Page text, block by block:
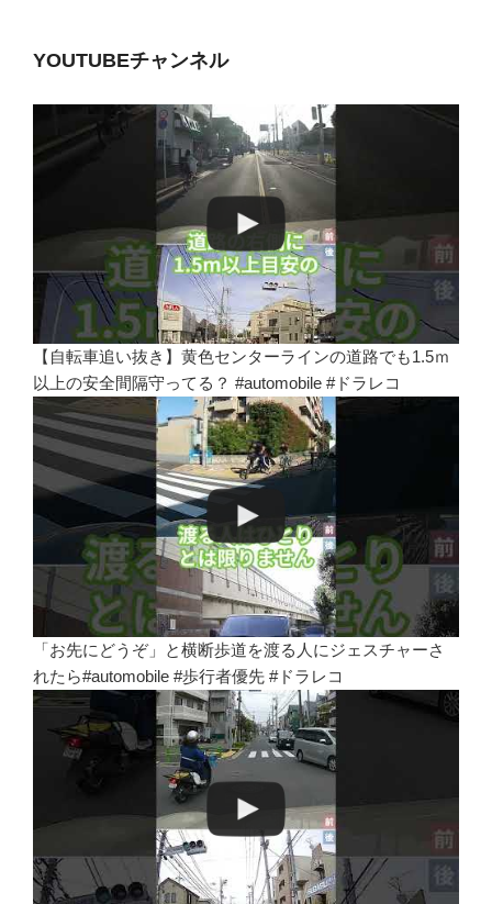
YOUTUBEチャンネル
【自転車追い抜き】黄色センターラインの道路でも1.5ｍ
以上の安全間隔守ってる？ #automobile #ドラレコ
「お先にどうぞ」と横断歩道を渡る人にジェスチャーさ
れたら#automobile #歩行者優先 #ドラレコ